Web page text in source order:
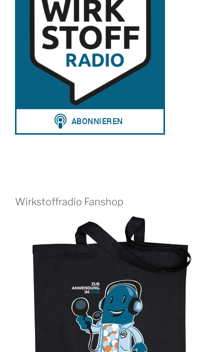
Wirkstoffradio Fanshop